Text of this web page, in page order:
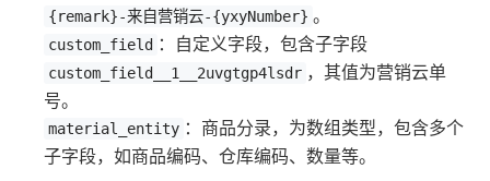
{remark}-来自营销云-{yxyNumber} 。
custom_field ：自定义字段，包含子字段
custom_field__1__2uvgtgp4lsdr ，其值为营销云单
号。
material_entity ：商品分录，为数组类型，包含多个
子字段，如商品编码、仓库编码、数量等。